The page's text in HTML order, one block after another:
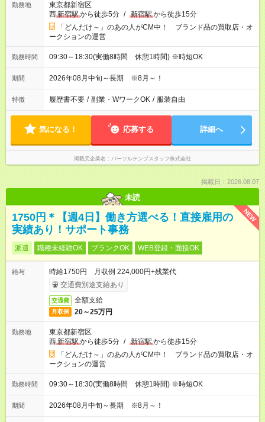
勤務地
東京都新宿区
西新宿駅から徒歩5分 / 新宿駅から徒歩15分
「どんだけ～」のあの人がCM中！ ブランド品の買取店・オ
ークションの運営
勤務時間 09:30～18:30(実働8時間 休憩1時間) ※時短OK
期間 2026年08月中旬～長期 ※8月～！
特徴 履歴書不要 / 副業・WワークOK / 服装自由
気になる！ 応募する 詳細へ
掲載元企業名 パーソルテンプスタッフ株式会社
掲載日：2026.08.07
未読
NEW
1750円＊【週4日】働き方選べる！直接雇用の
実績あり！サポート事務
派遣 職種未経験OK ブランクOK WEB登録・面接OK
給与
時給1750円 月収例 224,000円+残業代
交通費別途支給あり
交通費 全額支給
月収例 20～25万円
勤務地
東京都新宿区
西新宿駅から徒歩5分 / 新宿駅から徒歩15分
「どんだけ～」のあの人がCM中！ ブランド品の買取店・オ
ークションの運営
勤務時間 09:30～18:30(実働8時間 休憩1時間) ※時短OK
期間 2026年08月中旬～長期 ※8月～！